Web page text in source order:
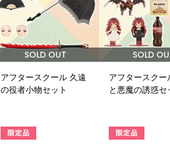
SOLD OUT
アフタースクール 久遠
の役者小物セット
SOLD
アフタースクー
と悪魔の誘惑セ